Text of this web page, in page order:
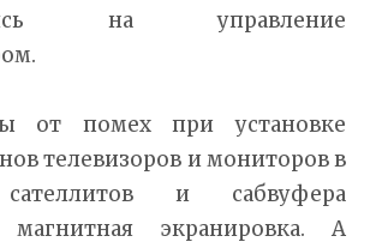
на управление
от помех при установке
телевизоров и мониторов в
и сабвуфера
магнитная экранировка. А